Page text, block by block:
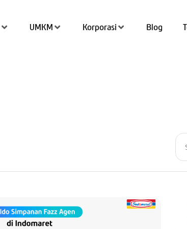
UMKM Korporasi Blog